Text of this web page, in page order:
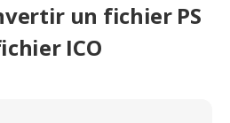
un fichier PS
ICO